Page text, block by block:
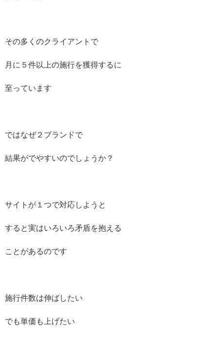
その多くのクライアントで
月に５件以上の施行を獲得するに
至っています
ではなぜ２ブランドで
結果がでやすいのでしょうか？
サイトが１つで対応しようと
すると実はいろいろ矛盾を抱える
ことがあるのです
施行件数は伸ばしたい
でも単価も上げたい